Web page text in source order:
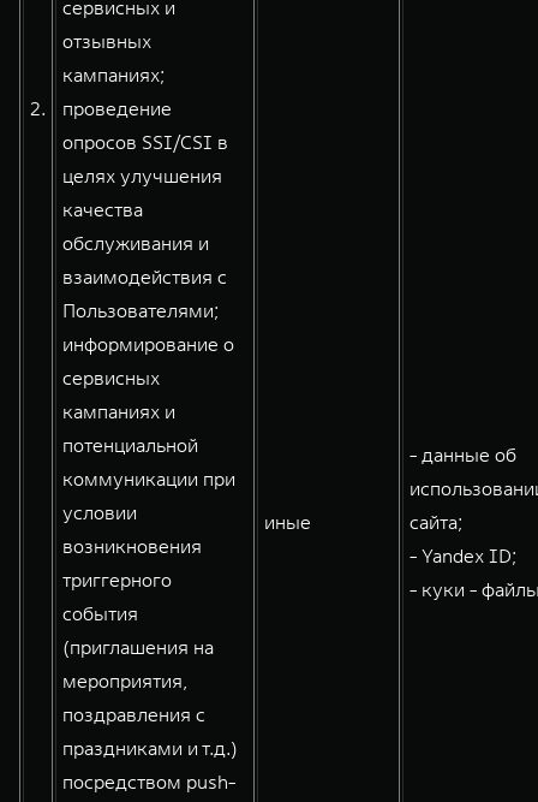
2.
сервисных и
отзывных
кампаниях;
проведение
опросов SSI/CSI в
целях улучшения
качества
обслуживания и
взаимодействия с
Пользователями;
информирование о
сервисных
кампаниях и
потенциальной
коммуникации при
условии
возникновения
триггерного
события
(приглашения на
мероприятия,
поздравления с
праздниками и т.д.)
посредством push-
иные
- данные об
сайта;
- Yandex ID;
- куки -